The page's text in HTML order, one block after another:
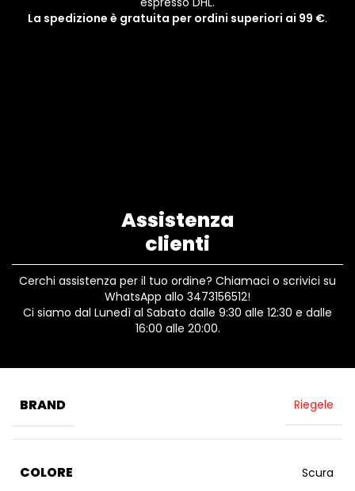
La spedizione è gratuita per ordini superiori ai 99 €.
Assistenza
clienti
Cerchi assistenza per il tuo ordine? Chiamaci o scrivici su
WhatsApp allo 3473156512!
Ci siamo dal Lunedì al Sabato dalle 9:30 alle 12:30 e dalle
16:00 alle 20:00.
BRAND Riegele
COLORE Scura